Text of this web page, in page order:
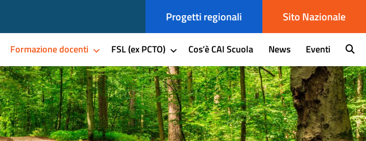
Progetti regionali Sito Nazionale
Formazione docenti FSL (ex PCTO) Cos’è CAI Scuola News Eventi